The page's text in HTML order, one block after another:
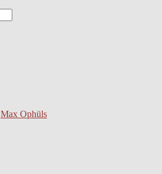
Max Ophüls